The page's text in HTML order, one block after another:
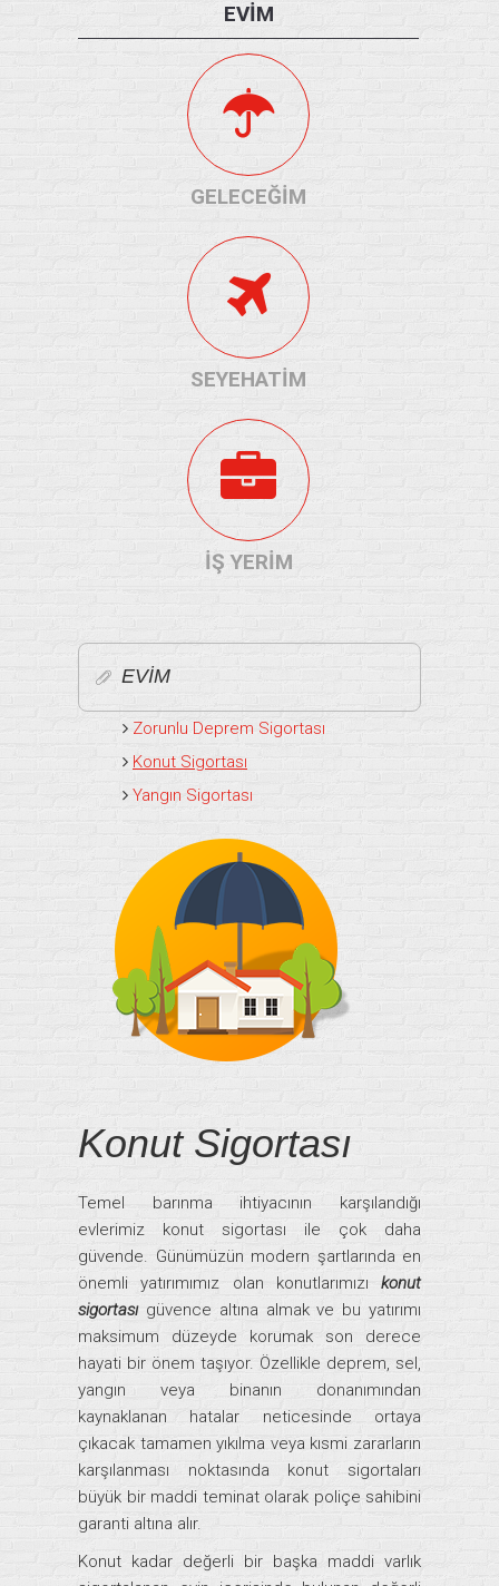
EVİM
GELECEĞİM
SEYEHATİM
İŞ YERİM
EVİM
Zorunlu Deprem Sigortası
Konut Sigortası
Yangın Sigortası
Konut Sigortası
Temel barınma ihtiyacının karşılandığı
evlerimiz konut sigortası ile çok daha
güvende. Günümüzün modern şartlarında en
önemli yatırımımız olan konutlarımızı konut
sigortasıgüvence altına almak ve bu yatırımı
maksimum düzeyde korumak son derece
hayati bir önem taşıyor. Özellikle deprem, sel,
yangın veya binanın donanımından
kaynaklanan hatalar neticesinde ortaya
çıkacak tamamen yıkılma veya kısmi zararların
karşılanması noktasında konut sigortaları
büyük bir maddi teminat olarak poliçe sahibini
garanti altına alır.
Konut kadar değerli bir başka maddi varlık